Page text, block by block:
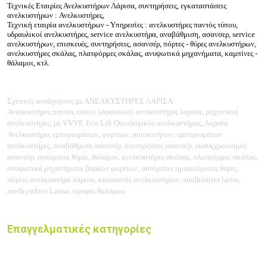
Τεχνικές Εταιρίες Ανελκυστήρων Λάρισα, συντηρήσεις, εγκαταστάσεις
ανελκυστήρων : Ανελκυστήρες,
Τεχνική εταιρία ανελκυστήρων - Υπηρεσίες : ανελκυστήρες παντός τύπου,
υδραυλικοί ανελκυστήρες, service ανελκυστήρα, αναβάθμιση, ασανσερ, service
ανελκυστήρων, επισκευές, συντηρήσεις, ασανσέρ, πόρτες - θύρες ανελκυστήρων,
ανελκυστήρες σκάλας, πλατφόρμες σκάλας, ανυψωτικά μηχανήματα, καμπίνες -
θάλαμοι, κτλ.
Σχετικές αναζητήσεις με ΑΝΕΛΚΥΣΤΗΡΕΣ ΛΑΡΙΣΑ:
Ανελκυστήρες παντός τύπου, υδραυλικοί ανελκυστήρες λαρισα, μηχανικοί
ανελκυστήρες, με VVVF, Eco Lift Οικολογικός ανελκυστήρας, Λαρισα
Ανελκυστήρες εμπορευμάτων, φορτίων, αυτοκινήτων, εμπορευμάτων
ανελκυστήρες, αναβάθμιση ασανσέρ, συντηρήσεις ασανσέρ, εκσυγχρονισμός
ασανσέρ, αυτόματες θύρες, θάλαμοι, ανελκυστήρες σκάλας, πλατφόρμες σκάλας,
ανυψωτικά μηχανήματα βαρέων φορτίων, αυτόματες ημιαυτόματες θύρες,
πόρτες ανελκυστήρα λάρισα, κουπαστές ανελκυστήρων, anelkistires larisa,
anelkysthres Larisa, οροφές θαλάμου.
Επαγγελματικές κατηγορίες